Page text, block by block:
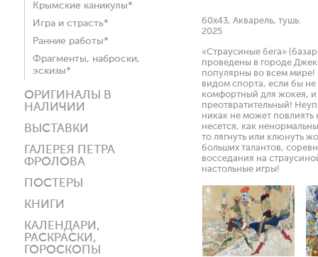
Крымские каникулы*
Игра и страсть*
Ранние работы*
Фрагменты, наброски,
эскизы*
ОРИГИНАЛЫ В
НАЛИЧИИ
ВЫСТАВКИ
ГАЛЕРЕЯ ПЕТРА
ФРОЛОВА
ПОСТЕРЫ
КНИГИ
КАЛЕНДАРИ,
РАСКРАСКИ,
ГОРОСКОПЫ
60x43, Акварель, тушь.
2025
«Страусиные бега»
проведены в городе
популярны во всем мире!
видом спорта, если бы
комфортный для жокея, и
преотвратительный!
никак не может
несется, как
то лягнуть или клюнуть
больших талантов,
восседания на
настольные игры!